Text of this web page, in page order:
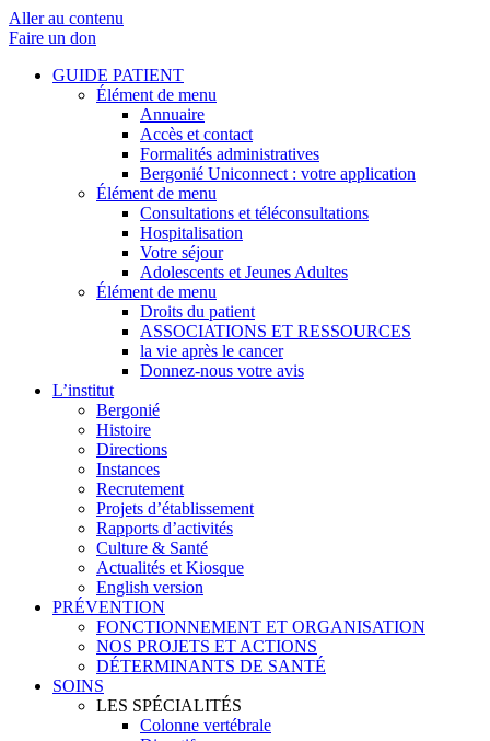
Aller au contenu
Faire un don
GUIDE PATIENT
Élément de menu
Annuaire
Accès et contact
Formalités administratives
Bergonié Uniconnect : votre application
Élément de menu
Consultations et téléconsultations
Hospitalisation
Votre séjour
Adolescents et Jeunes Adultes
Élément de menu
Droits du patient
ASSOCIATIONS ET RESSOURCES
la vie après le cancer
Donnez-nous votre avis
L’institut
Bergonié
Histoire
Directions
Instances
Recrutement
Projets d’établissement
Rapports d’activités
Culture & Santé
Actualités et Kiosque
English version
PRÉVENTION
FONCTIONNEMENT ET ORGANISATION
NOS PROJETS ET ACTIONS
DÉTERMINANTS DE SANTÉ
SOINS
LES SPÉCIALITÉS
Colonne vertébrale